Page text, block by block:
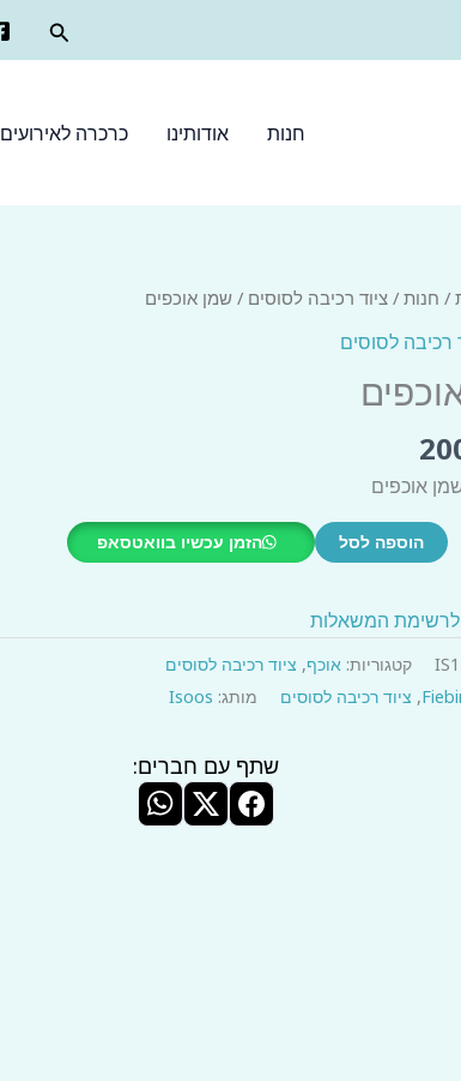
חיפוש
חנות אודותינו כרכרה לאירועים
/ חנות / ציוד רכיבה לסוסים / שמן אוכפים
רכיבה לסוסים
הוספה לסל הזמן עכשיו בוואטסאפ
המשאלות
קטגוריות: אוכף, ציוד רכיבה לסוסים
, ציוד רכיבה לסוסים מותג: Isoos
שתף עם חברים: